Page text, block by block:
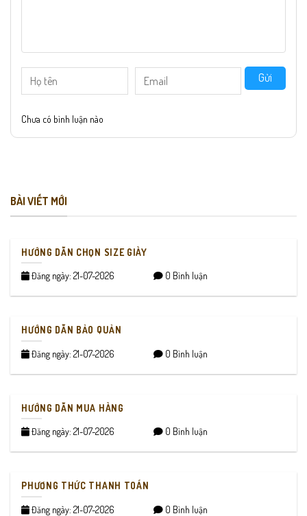
Gửi
Chưa có bình luận nào
BÀI VIẾT MỚI
HƯỚNG DẪN CHỌN SIZE GIÀY
Đăng ngày: 21-07-2026 0 Bình luận
HƯỚNG DẪN BẢO QUẢN
Đăng ngày: 21-07-2026 0 Bình luận
HƯỚNG DẪN MUA HÀNG
Đăng ngày: 21-07-2026 0 Bình luận
PHƯƠNG THỨC THANH TOÁN
Đăng ngày: 21-07-2026 0 Bình luận